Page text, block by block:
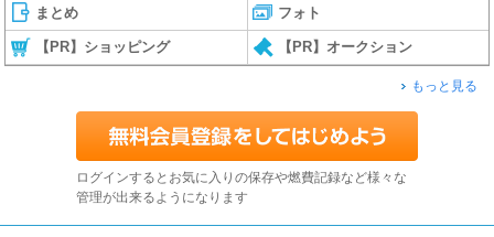
まとめ フォト
【PR】ショッピング 【PR】オークション
もっと見る
ログインするとお気に入りの保存や燃費記録など様々な
管理が出来るようになります